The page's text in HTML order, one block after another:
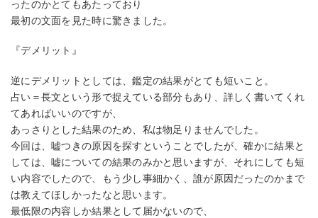
ったのかとてもあたっており
最初の文面を見た時に驚きました。
『デメリット』
逆にデメリットとしては、鑑定の結果がとても短いこと。
占い＝長文という形で捉えている部分もあり、詳しく書いてくれ
てあればいいのですが、
あっさりとした結果のため、私は物足りませんでした。
今回は、嘘つきの原因を探すということでしたが、確かに結果と
しては、嘘についての結果のみかと思いますが、それにしても短
い内容でしたので、もう少し事細かく、誰が原因だったのかまで
は教えてほしかったなと思います。
最低限の内容しか結果として届かないので、